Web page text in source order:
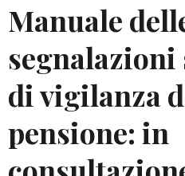
Manuale
di vigilanza
pensione: in